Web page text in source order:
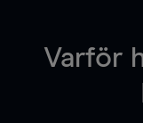
Varför